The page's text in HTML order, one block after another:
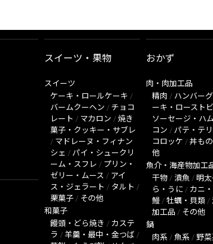
スイーツ・果物
スイーツ
ケーキ・ロールケーキ /
バームクーヘン / チョコ
レート / マカロン / 焼き
菓子・クッキー・サブレ
/ マドレーヌ・フィナン
シェ / パイ・シュークリ
ーム・スフレ / プリン・
ゼリー・ムース / アイ
ス・ジェラート / タルト /
栗菓子 / その他
和菓子
饅頭・どら焼き / カステ
ラ / 羊羹・最中・金つば /
おかず
肉・肉加工品
精肉 / ハンバーグ
ーキ・ロースト
ソーセージ・ハ
コン / パテ・テ
コロッケ / 丼もの
他
魚介・海産物加工
干物 / 漬魚 / 明
ら・うに / カニ
鰻 / 牡蠣・貝類 /
加工品 / その他
鍋
肉系 / 魚系 / 野